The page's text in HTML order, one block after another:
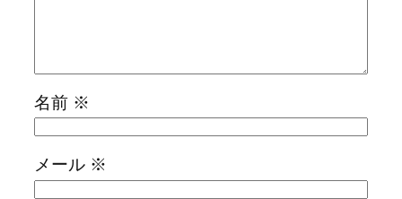
名前 ※
メール ※